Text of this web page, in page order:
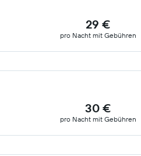
29 €
pro Nacht mit Gebühren
30 €
pro Nacht mit Gebühren